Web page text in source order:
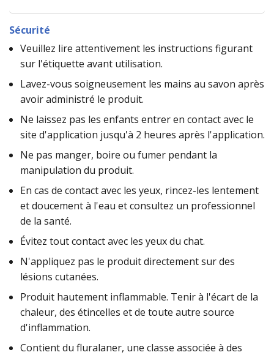
Sécurité
Veuillez lire attentivement les instructions figurant
sur l'étiquette avant utilisation.
Lavez-vous soigneusement les mains au savon après
avoir administré le produit.
Ne laissez pas les enfants entrer en contact avec le
site d'application jusqu'à 2 heures après l'application.
Ne pas manger, boire ou fumer pendant la
manipulation du produit.
En cas de contact avec les yeux, rincez-les lentement
et doucement à l'eau et consultez un professionnel
de la santé.
Évitez tout contact avec les yeux du chat.
N'appliquez pas le produit directement sur des
lésions cutanées.
Produit hautement inflammable. Tenir à l'écart de la
chaleur, des étincelles et de toute autre source
d'inflammation.
Contient du fluralaner, une classe associée à des